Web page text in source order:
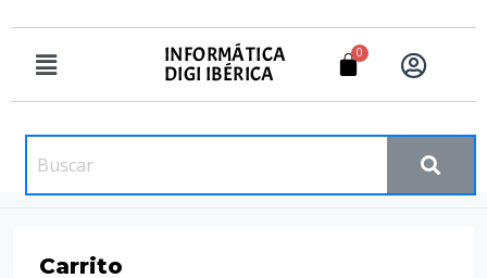
INFORMÁTICA
DIGI IBÉRICA
Carrito